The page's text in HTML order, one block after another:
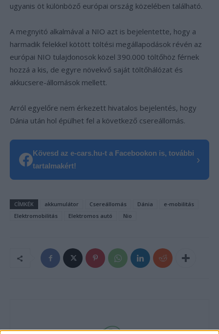
ugyanis öt különböző európai ország közelében található.
A megnyitó alkalmával a NIO azt is bejelentette, hogy a
harmadik felekkel kötött töltési megállapodások révén az
európai NIO tulajdonosok közel 390.000 töltőhöz férnek
hozzá a kis, de egyre növekvő saját töltőhálózat és
akkucsere-állomások mellett.
Arról egyelőre nem érkezett hivatalos bejelentés, hogy
Dánia után hol épülhet fel a következő csereállomás.
Kövesd az e-cars.hu-t a Facebookon is, további
tartalmakért!
›
CÍMKÉK akkumulátor Csereállomás Dánia
e-mobilitás
Elektromobilitás
Elektromos autó Nio